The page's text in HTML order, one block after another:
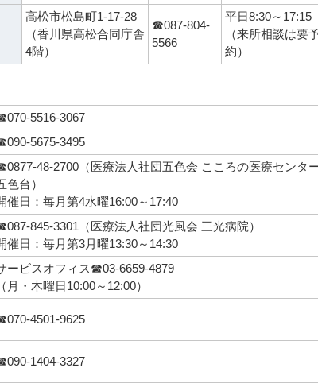
高松市松島町1-17-28
（香川県高松合同庁舎
4階）
☎087-804-
5566
平日8:30～17:15
（来所相談は要
約）
5516-3067
5675-3495
48-2700（医療法人社団五色会 こころの医療センタ
色台）
催日：毎月第4水曜16:00～17:40
845-3301（医療法人社団光風会 三光病院）
催日：毎月第3月曜13:30～14:30
ービスオフィス☎03-6659-4879
（月・木曜日10:00～12:00）
4501-9625
1404-3327